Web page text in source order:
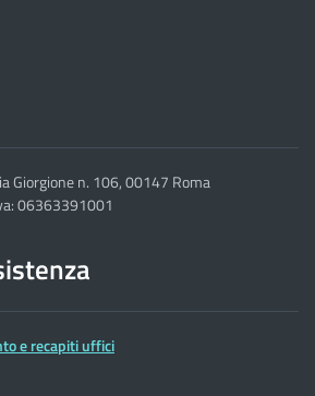
Giorgione n. 106, 00147 Roma
06363391001
e recapiti uffici